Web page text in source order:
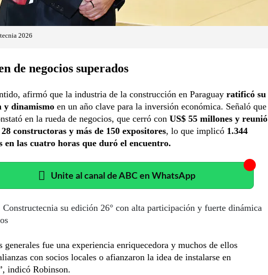
2026
de negocios superados
afirmó que la industria de la construcción en Paraguay ratificó su
y dinamismo en un año clave para la inversión económica. Señaló que
en la rueda de negocios, que cerró con US$ 55 millones y reunió
constructoras y más de 150 expositores, lo que implicó 1.344
en las cuatro horas que duró el encuentro.
Unite al canal de ABC en WhatsApp
Constructecnia su edición 26° con alta participación y fuerte dinámica
generales fue una experiencia enriquecedora y muchos de ellos
con socios locales o afianzaron la idea de instalarse en
indicó Robinson.